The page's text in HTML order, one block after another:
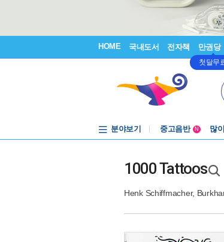
HOME 국내도서 전자책 만권당
첫달무
분야보기
중고음반
N 많
1000 Tattoos
Henk Schiffmacher,